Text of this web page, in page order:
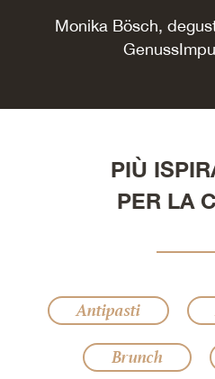
Monika Bösch,
PIÙ
PER LA
Antipasti
Brunch